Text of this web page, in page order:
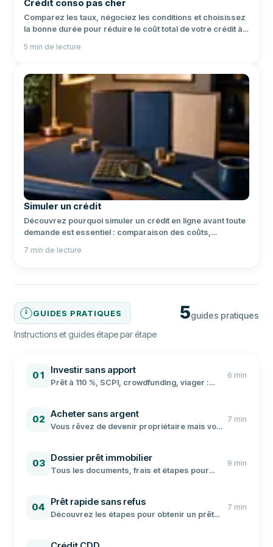
Crédit conso pas cher
Comparez les taux, négociez les conditions et choisissez
la bonne durée pour réduire le coût total de votre crédit à
5 min de lecture
Simuler un crédit
Découvrez pourquoi simuler un crédit en ligne avant toute
demande est essentiel : comparaison des coûts,
scénarios.
7 min de lecture
GUIDES PRATIQUES 5guides pratiques
Instructions et guides étape par étape
01 Investir sans apport
Prêt à 110 %, SCPI, crowdfunding, viager :
conditions bancaires à jour.
6 min
02 Acheter sans argent
Vous rêvez de devenir propriétaire mais vous
immobilier sans épargne.
7 min
03 Dossier prêt immobilier
Tous les documents, frais et étapes pour
9 min
04 Prêt rapide sans refus
Découvrez les étapes pour obtenir un prêt
7 min